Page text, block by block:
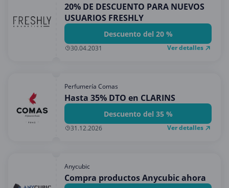
20% DE DESCUENTO PARA NUEVOS
USUARIOS FRESHLY
Descuento del 20 %
30.04.2031 Ver detalles
Perfumería Comas
Hasta 35% DTO en CLARINS
Descuento del 35 %
31.12.2026 Ver detalles
Anycubic
Compra productos Anycubic ahora